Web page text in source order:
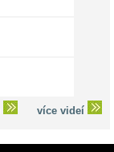
více videí